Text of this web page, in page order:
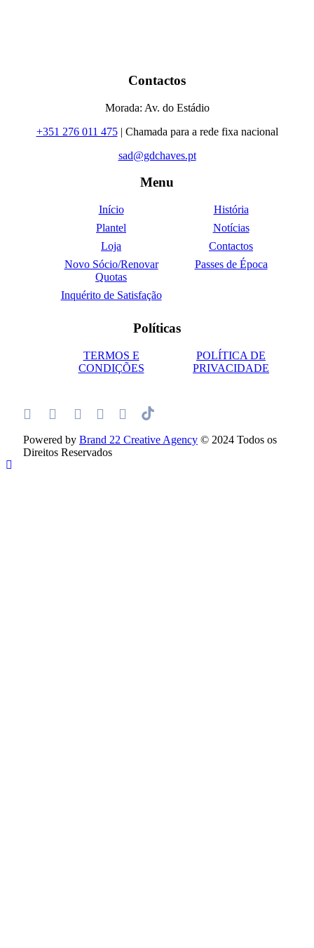
Contactos
Morada: Av. do Estádio
+351 276 011 475| Chamada para a rede fixa nacional
sad@gdchaves.pt
Menu
Início
História
Plantel
Notícias
Loja
Contactos
Novo Sócio/Renovar
Quotas
Passes de Época
Inquérito de Satisfação
Políticas
TERMOS E
CONDIÇÕES
POLÍTICA DE
PRIVACIDADE
Powered by Brand 22 Creative Agency © 2024 Todos os
Direitos Reservados